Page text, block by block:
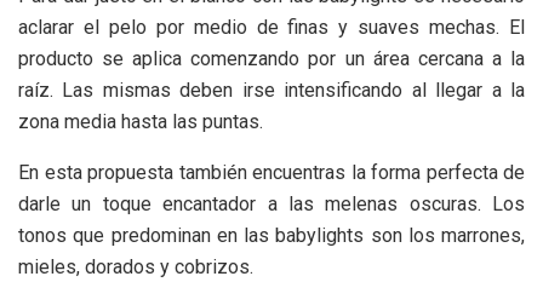
aclarar el pelo por medio de finas y suaves mechas. El
producto se aplica comenzando por un área cercana a la
raíz. Las mismas deben irse intensificando al llegar a la
zona media hasta las puntas.
En esta propuesta también encuentras la forma perfecta de
darle un toque encantador a las melenas oscuras. Los
tonos que predominan en las babylights son los marrones,
mieles, dorados y cobrizos.